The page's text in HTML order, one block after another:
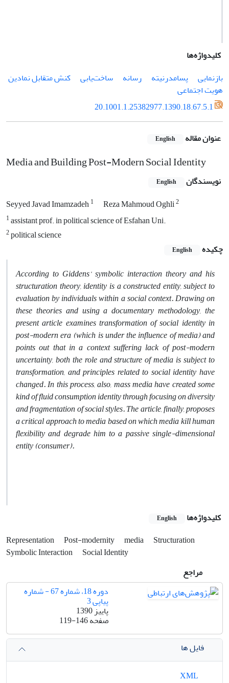
کلیدواژه‌ها
بازنمایی
پسامدرنیته رسانه ساخت‌یابی
کنش متقابل نمادین
هویت اجتماعی
20.1001.1.25382977.1390.18.67.5.1
عنوان مقاله English
Media and Building Post-Modern Social Identity
نویسندگان English
Seyyed Javad Imamzadeh1 Reza Mahmoud Oghli2
1assistant prof. in political science of Esfahan Uni.
2political science
چکیده
English
According to Giddens’ symbolic interaction theory and his
structuration theory, identity is a constructed entity, subject to
evaluation by individuals within a social context. Drawing on
these theories and using a documentary methodology, the
present article examines transformation of social identity in
post-modern era (which is under the influence of media) and
points out that in a context suffering lack of post-modern
uncertainty, both the role and structure of media is subject to
transformation, and principles related to social identity have
changed. In this process, also, mass media have created some
kind of fluid consumption identity through focusing on diversity
and fragmentation of social styles. The article, finally, proposes
a critical approach to media based on which media kill human
flexibility and degrade him to a passive single-dimensional
entity (consumer).
کلیدواژه‌ها English
Representation Post-modernity media
Structuration
Symbolic Interaction
Social Identity
مراجع
دوره 18، شماره 67 - شماره
پیاپی 3
پاییز 1390
صفحه119-146
فایل ها